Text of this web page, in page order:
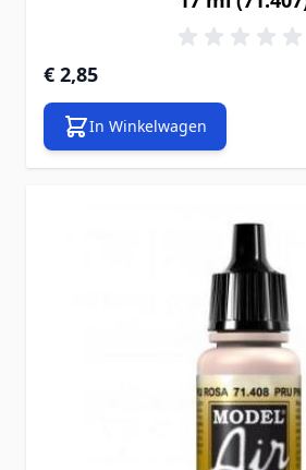
€ 2,85
In Winkelwagen